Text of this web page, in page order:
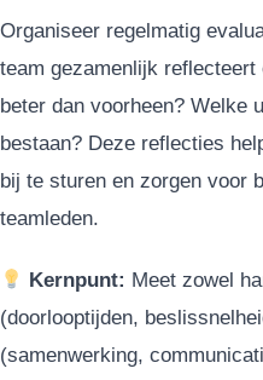
Organiseer regelmatig
team gezamenlijk
beter dan voorheen? Welke
bestaan? Deze reflecties
bij te sturen en zorgen voor
teamleden.
Kernpunt: Meet zowel
(doorlooptijden,
(samenwerking,